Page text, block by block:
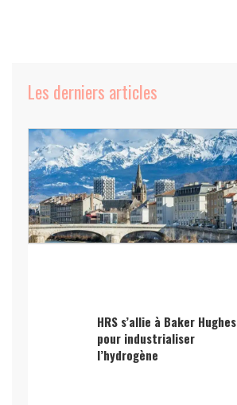
Les derniers articles
HRS s’allie à Baker Hughes
pour industrialiser
l’hydrogène